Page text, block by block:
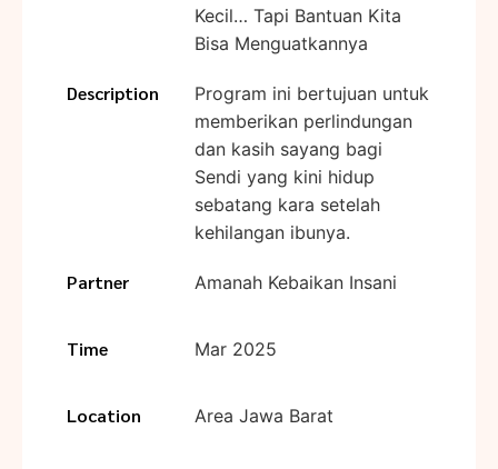
Kecil… Tapi Bantuan Kita
Bisa Menguatkannya
Description
Program ini bertujuan untuk
memberikan perlindungan
dan kasih sayang bagi
Sendi yang kini hidup
sebatang kara setelah
kehilangan ibunya.
Partner Amanah Kebaikan Insani
Time Mar 2025
Location Area Jawa Barat